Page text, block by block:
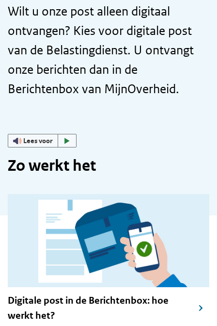
Wilt u onze post alleen digitaal
ontvangen? Kies voor digitale post
van de Belastingdienst. U ontvangt
onze berichten dan in de
Berichtenbox van MijnOverheid.
Lees voor
Zo werkt het
Digitale post in de Berichtenbox: hoe
werkt het?